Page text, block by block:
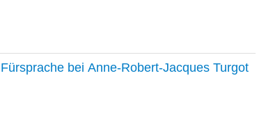
bei Anne-Robert-Jacques Turgot